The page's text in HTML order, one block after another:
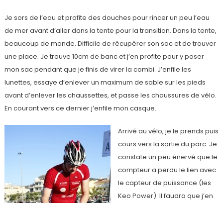
Je sors de l’eau et profite des douches pour rincer un peu l’eau
de mer avant d’aller dans la tente pour la transition. Dans la tente,
beaucoup de monde. Difficile de récupérer son sac et de trouver
une place. Je trouve 10cm de banc et j’en profite pour y poser
mon sac pendant que je finis de virer la combi. J’enfile les
lunettes, essaye d’enlever un maximum de sable sur les pieds
avant d’enlever les chaussettes, et passe les chaussures de vélo.
En courant vers ce dernier j’enfile mon casque.
Arrivé au vélo, je le prends puis
cours vers la sortie du parc. Je
constate un peu énervé que le
compteur a perdu le lien avec
le capteur de puissance (les
Keo Power). Il faudra que j’en